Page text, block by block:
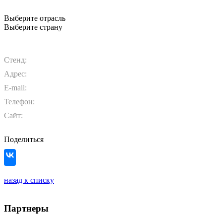
Выберите отрасль
Выберите страну
Стенд:
Адрес:
E-mail:
Телефон:
Сайт:
Поделиться
назад к списку
Партнеры